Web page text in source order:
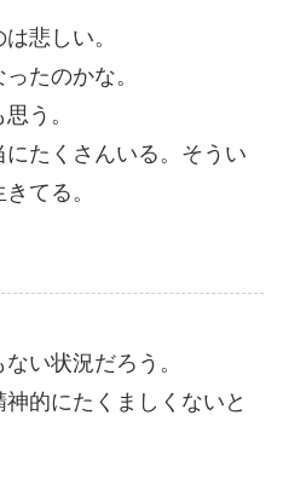
悲しい。
たのかな。
う。
たくさんいる。そうい
てる。
い状況だろう。
的にたくましくないと